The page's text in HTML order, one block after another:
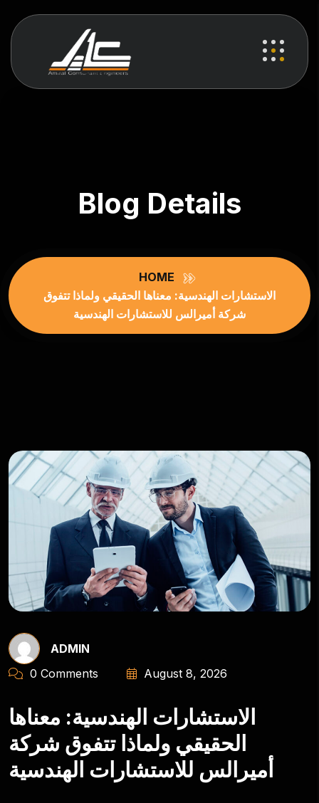
Blog Details
HOME
الاستشارات الهندسية: معناها الحقيقي ولماذا تتفوق
شركة أميرالس للاستشارات الهندسية
ADMIN
0 Comments
August 8, 2026
الاستشارات الهندسية: معناها
الحقيقي ولماذا تتفوق شركة
أميرالس للاستشارات الهندسية